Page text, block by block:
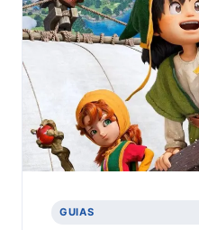
GUIAS